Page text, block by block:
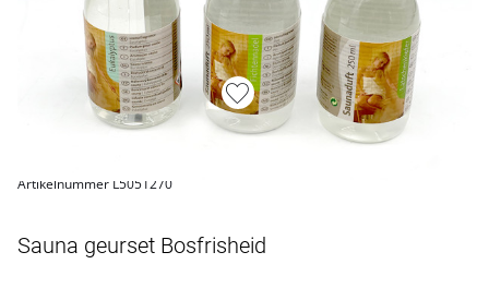
Artikelnummer L5051270
Sauna geurset Bosfrisheid